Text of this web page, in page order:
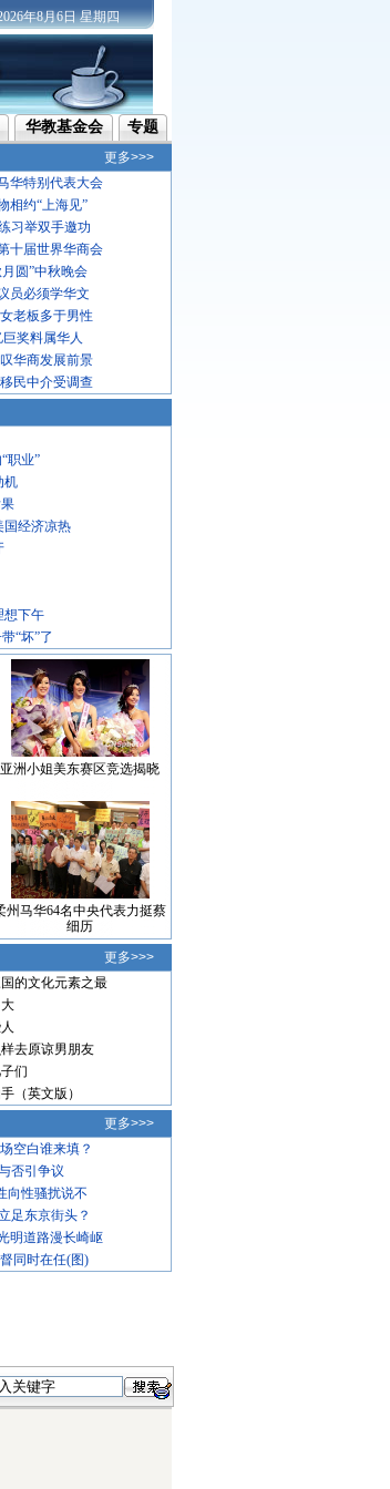
年8月6日 星期四
华教基金会 专题
更多>>>
华特别代表大会
相约“上海见”
习举双手邀功
十届世界华商会
圆”中秋晚会
员必须学华文
老板多于男性
奖料属华人
华商发展前景
民中介受调查
职业”
机
国经济凉热
想下午
“坏”了
亚洲小姐美东赛区竞选揭晓
州马华64名中央代表力挺蔡
细历
更多>>>
的文化元素之最
去原谅男朋友
们
（英文版）
更多>>>
空白谁来填？
否引争议
向性骚扰说不
足东京街头？
明道路漫长崎岖
同时在任(图)